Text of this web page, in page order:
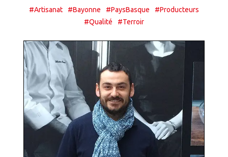
#Artisanat #Bayonne #PaysBasque
#Producteurs
#Qualité
#Terroir